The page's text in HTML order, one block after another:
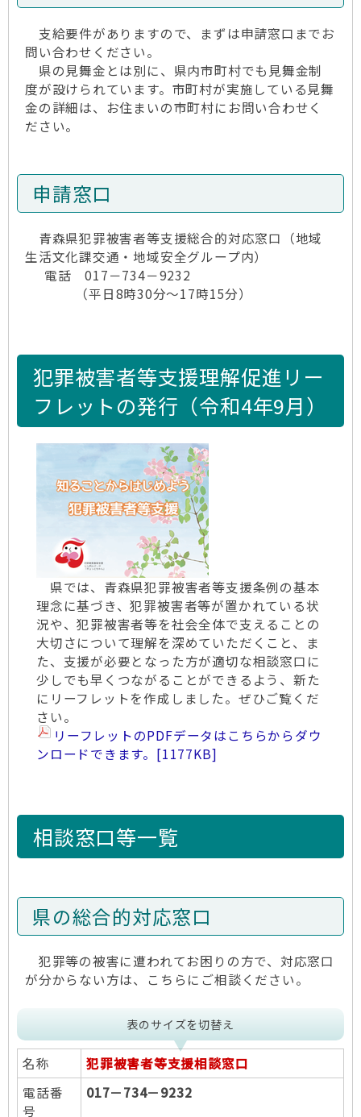
支給要件がありますので、まずは申請窓口までお
問い合わせください。
県の見舞金とは別に、県内市町村でも見舞金制
度が設けられています。市町村が実施している見舞
金の詳細は、お住まいの市町村にお問い合わせく
ださい。
申請窓口
青森県犯罪被害者等支援総合的対応窓口（地域
生活文化課交通・地域安全グループ内）
電話 017－734－9232
（平日8時30分～17時15分）
犯罪被害者等支援理解促進リー
フレットの発行（令和4年9月）
県では、青森県犯罪被害者等支援条例の基本
理念に基づき、犯罪被害者等が置かれている状
況や、犯罪被害者等を社会全体で支えることの
大切さについて理解を深めていただくこと、ま
た、支援が必要となった方が適切な相談窓口に
少しでも早くつながることができるよう、新た
にリーフレットを作成しました。ぜひご覧くだ
さい。
リーフレットのPDFデータはこちらからダウ
ンロードできます。 [1177KB]
相談窓口等一覧
県の総合的対応窓口
犯罪等の被害に遭われてお困りの方で、対応窓口
が分からない方は、こちらにご相談ください。
表のサイズを切替え
名称
犯罪被害者等支援相談窓口
電話番
号
017－734－9232